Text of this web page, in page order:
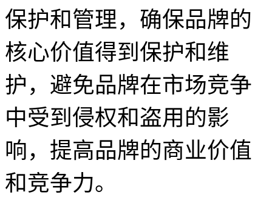
保护和管理，确保品牌的
核心价值得到保护和维
护，避免品牌在市场竞争
中受到侵权和盗用的影
响，提高品牌的商业价值
和竞争力。